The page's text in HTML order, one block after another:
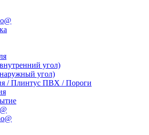
угол)
угол)
/ Плинтус ПВХ / Пороги